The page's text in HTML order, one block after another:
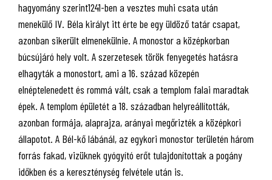
hagyomány szerint1241-ben a vesztes muhi csata után
menekülő IV. Béla királyt itt érte be egy üldöző tatár csapat,
azonban sikerült elmenekülnie. A monostor a középkorban
búcsújáró hely volt. A szerzetesek török fenyegetés hatásra
elhagyták a monostort, ami a 16. század közepén
elnéptelenedett és rommá vált, csak a templom falai maradtak
épek. A templom épületét a 18. században helyreállították,
azonban formája, alaprajza, arányai megőrizték a középkori
állapotot. A Bél-kő lábánál, az egykori monostor területén három
forrás fakad, vizüknek gyógyító erőt tulajdonítottak a pogány
időkben és a kereszténység felvétele után is.